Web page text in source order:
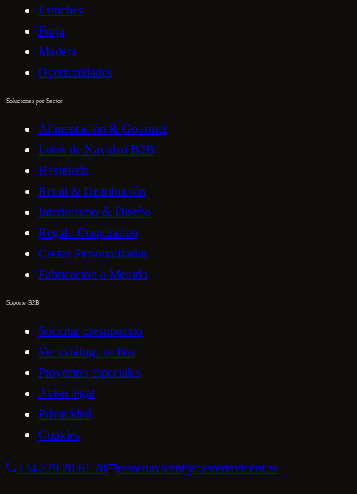
Estuches
Forja
Madera
Oportunidades
Soluciones por Sector
Alimentación & Gourmet
Lotes de Navidad B2B
Hostelería
Retail & Distribución
Interiorismo & Diseño
Regalo Corporativo
Cestas Personalizadas
Fabricación a Medida
Soporte B2B
Solicitar presupuesto
Ver catálogo online
Proyectos especiales
Aviso legal
Privacidad
Cookies
+34 679 28 61 78 cesteriavicent@cesteriavicent.es